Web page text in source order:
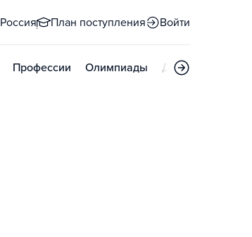
Россия План поступления Войти
Профессии Олимпиады Дни открытых